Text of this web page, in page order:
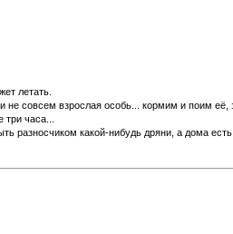
летать.
совсем взрослая особь... кормим и поим её,
часа...
разносчиком какой-нибудь дряни, а дома есть